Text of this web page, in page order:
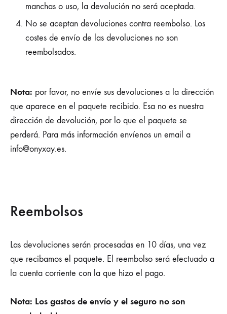
manchas o uso, la devolución no será aceptada.
No se aceptan devoluciones contra reembolso. Los
costes de envío de las devoluciones no son
reembolsados.
Nota: por favor, no envíe sus devoluciones a la dirección
que aparece en el paquete recibido. Esa no es nuestra
dirección de devolución, por lo que el paquete se
perderá. Para más información envíenos un email a
info@onyxay.es.
Reembolsos
Las devoluciones serán procesadas en 10 días, una vez
que recibamos el paquete. El reembolso será efectuado a
la cuenta corriente con la que hizo el pago.
Nota: Los gastos de envío y el seguro no son